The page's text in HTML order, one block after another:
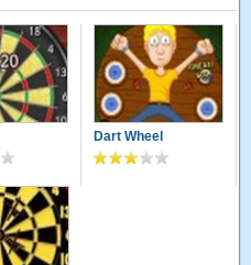
Dart Wheel